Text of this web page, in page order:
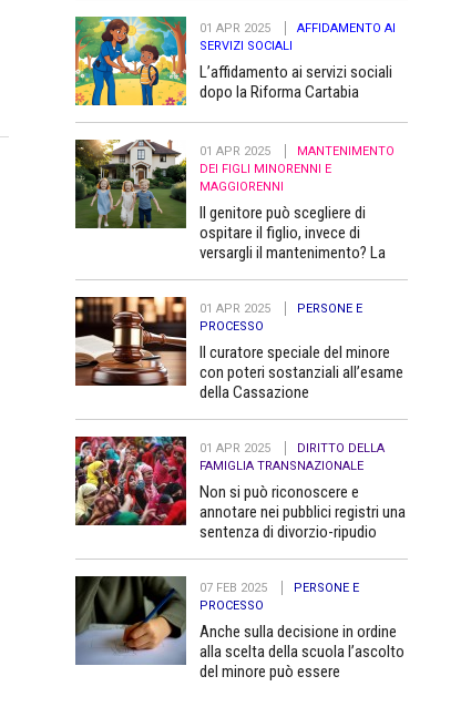
01 APR 2025
AFFIDAMENTO AI
SERVIZI SOCIALI
L’affidamento ai servizi sociali
dopo la Riforma Cartabia
01 APR 2025
MANTENIMENTO
DEI FIGLI MINORENNI E
MAGGIORENNI
Il genitore può scegliere di
ospitare il figlio, invece di
versargli il mantenimento? La
01 APR 2025
PERSONE E
PROCESSO
Il curatore speciale del minore
con poteri sostanziali all’esame
della Cassazione
01 APR 2025
DIRITTO DELLA
FAMIGLIA TRANSNAZIONALE
Non si può riconoscere e
annotare nei pubblici registri una
sentenza di divorzio-ripudio
pubblico
07 FEB 2025
PERSONE E
PROCESSO
Anche sulla decisione in ordine
alla scelta della scuola l’ascolto
del minore può essere